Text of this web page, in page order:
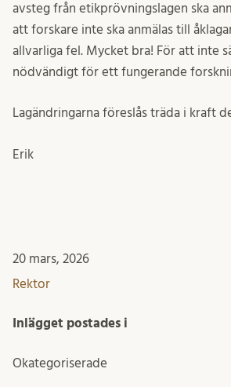
avsteg från etikprövningslagen ska
att forskare inte ska anmälas till
allvarliga fel. Mycket bra! För att inte
nödvändigt för ett fungerande
Lagändringarna föreslås träda i kraft
Erik
20 mars, 2026
Rektor
Inlägget postades i
Okategoriserade